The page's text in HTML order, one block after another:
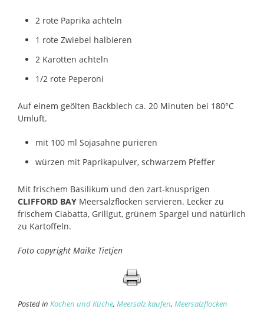
2 rote Paprika achteln
1 rote Zwiebel halbieren
2 Karotten achteln
1/2 rote Peperoni
Auf einem geölten Backblech ca. 20 Minuten bei 180°C
Umluft.
mit 100 ml Sojasahne pürieren
würzen mit Paprikapulver, schwarzem Pfeffer
Mit frischem Basilikum und den zart-knusprigen
CLIFFORD BAY Meersalzflocken servieren. Lecker zu
frischem Ciabatta, Grillgut, grünem Spargel und natürlich
zu Kartoffeln.
Foto copyright Maike Tietjen
Posted in Kochen und Küche, Meersalz kaufen, Meersalzflocken